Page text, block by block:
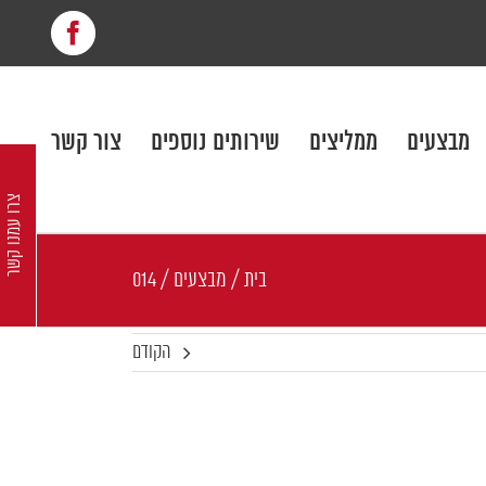
מבצעים ממליצים שירותים נוספים צור קשר
בית / מבצעים /
014
הקודם
צרו עמנו קשר